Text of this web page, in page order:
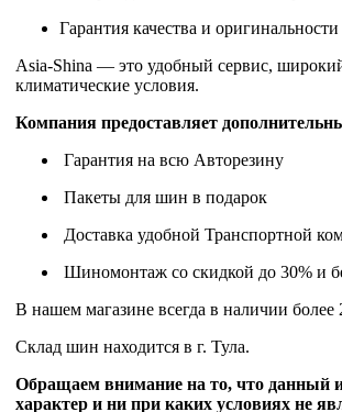
Гарантия качества и
Asia-Shina — это удобный сервис,
климатические условия.
Компания предоставляет
Гарантия на всю Авторезину
Пакеты для шин в подарок
Доставка удобной Транспортной
Шиномонтаж со скидкой до 30% и
В нашем магазине всегда в наличии более
Склад шин находится в г. Тула.
Обращаем внимание на то, что данный
характер и ни при каких условиях не